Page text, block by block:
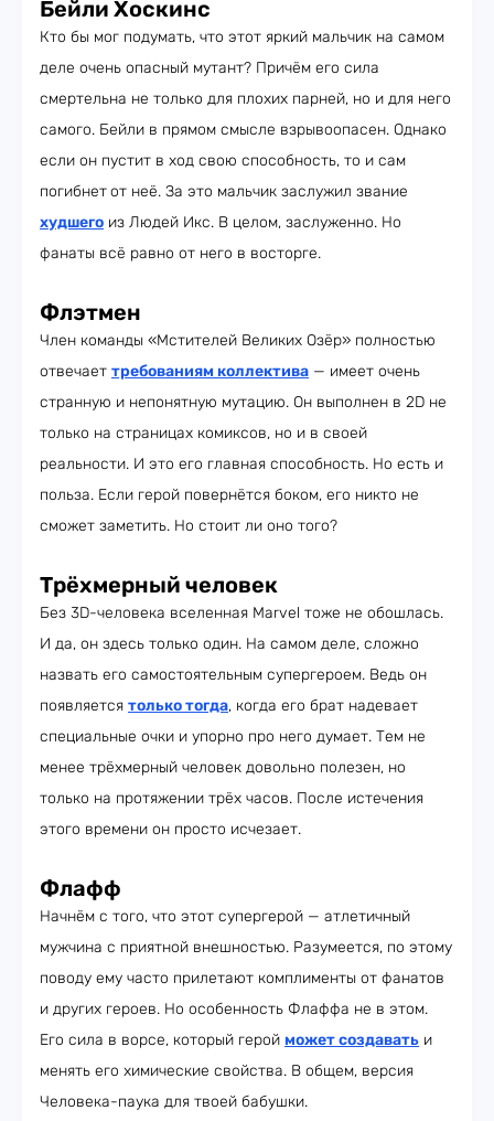
Бейли Хоскинс
Кто бы мог подумать, что этот яркий мальчик на самом
деле очень опасный мутант? Причём его сила
смертельна не только для плохих парней, но и для него
самого. Бейли в прямом смысле взрывоопасен. Однако
если он пустит в ход свою способность, то и сам
погибнетот неё. За это мальчик заслужил звание
худшего из Людей Икс. В целом, заслуженно. Но
фанаты всё равно от него в восторге.
Флэтмен
Член команды «Мстителей Великих Озёр» полностью
отвечает требованиям коллектива — имеет очень
странную и непонятную мутацию. Он выполнен в 2D не
только на страницах комиксов, но и в своей
реальности. И это его главная способность. Но есть и
польза. Если герой повернётся боком, его никто не
сможет заметить. Но стоит ли оно того?
Трёхмерный человек
Без 3D-человека вселенная Marvel тоже не обошлась.
И да, он здесь только один. На самом деле, сложно
назвать его самостоятельным супергероем. Ведь он
появляется только тогда, когда его брат надевает
специальные очки и упорно про него думает. Тем не
менее трёхмерный человек довольно полезен, но
только на протяжении трёх часов. После истечения
этого времени он просто исчезает.
Флафф
Начнём с того, что этот супергерой — атлетичный
мужчина с приятной внешностью. Разумеется, по этому
поводу ему часто прилетают комплименты от фанатов
и других героев. Но особенность Флаффа не в этом.
Его сила в ворсе, который герой может создавать и
менять его химические свойства. В общем, версия
Человека-паука для твоей бабушки.